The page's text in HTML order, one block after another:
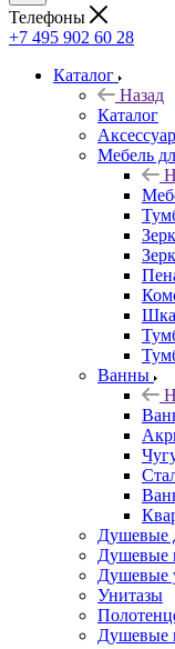
Телефоны
+7 495 902 60 28
Каталог
Назад
Каталог
Мебель
Ванны
Душевые
Душевые
Душевые
Унитазы
Душевые